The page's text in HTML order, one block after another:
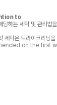
to
당하는 세탁 및 관리법
세탁은 드라이크리닝을
on the first